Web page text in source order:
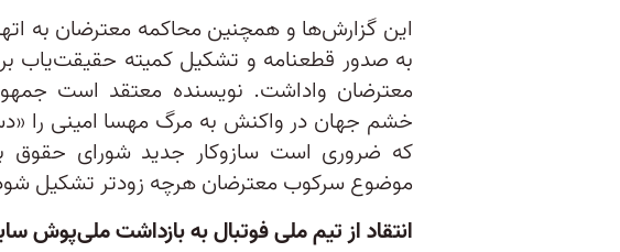
این گزارش‌ها و همچنین محاکمه معترضان به
به صدور قطعنامه و تشکیل کمیته حقیقت‌یاب
معترضان واداشت. نویسنده معتقد است
خشم جهان در واکنش به مرگ مهسا امینی را
که ضروری است سازوکار جدید شورای حقوق
موضوع سرکوب معترضان هرچه زودتر تشکیل شود
انتقاد از تیم ملی فوتبال به بازداشت ملی‌پوش